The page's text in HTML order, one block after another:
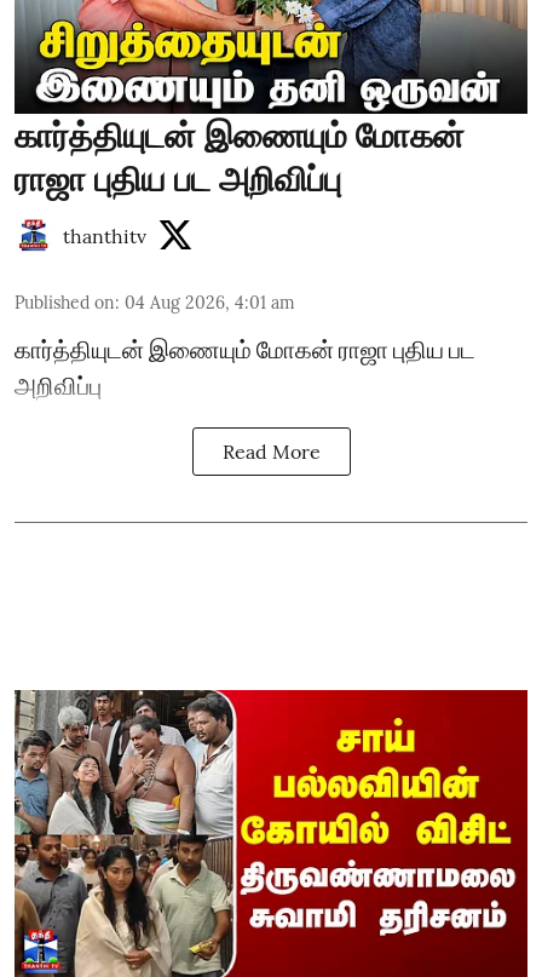
கார்த்தியுடன் இணையும் மோகன்
ராஜா புதிய பட அறிவிப்பு
thanthitv
Published on: 04 Aug 2026, 4:01 am
கார்த்தியுடன் இணையும் மோகன் ராஜா புதிய பட
அறிவிப்பு
Read More